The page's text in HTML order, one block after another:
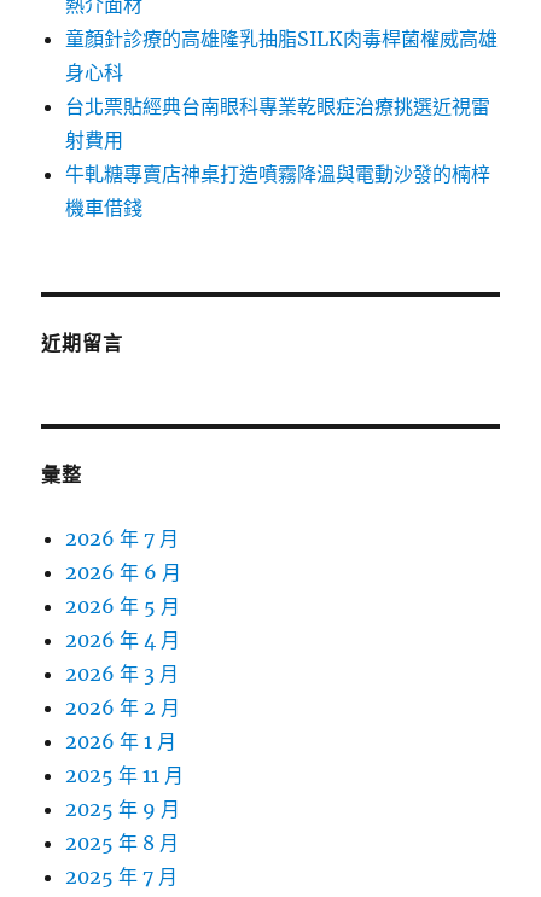
熱介面材
童顏針診療的高雄隆乳抽脂SILK肉毒桿菌權威高雄
身心科
台北票貼經典台南眼科專業乾眼症治療挑選近視雷
射費用
牛軋糖專賣店神桌打造噴霧降溫與電動沙發的楠梓
機車借錢
近期留言
彙整
2026 年 7 月
2026 年 6 月
2026 年 5 月
2026 年 4 月
2026 年 3 月
2026 年 2 月
2026 年 1 月
2025 年 11 月
2025 年 9 月
2025 年 8 月
2025 年 7 月